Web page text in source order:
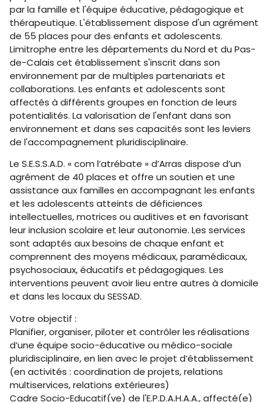
par la famille et l'équipe éducative, pédagogique et
thérapeutique. L'établissement dispose d'un agrément
de 55 places pour des enfants et adolescents.
Limitrophe entre les départements du Nord et du Pas-
de-Calais cet établissement s'inscrit dans son
environnement par de multiples partenariats et
collaborations. Les enfants et adolescents sont
affectés à différents groupes en fonction de leurs
potentialités. La valorisation de l'enfant dans son
environnement et dans ses capacités sont les leviers
de l'accompagnement pluridisciplinaire.
Le S.E.S.S.A.D. « com l’atrébate » d’Arras dispose d’un
agrément de 40 places et offre un soutien et une
assistance aux familles en accompagnant les enfants
et les adolescents atteints de déficiences
intellectuelles, motrices ou auditives et en favorisant
leur inclusion scolaire et leur autonomie. Les services
sont adaptés aux besoins de chaque enfant et
comprennent des moyens médicaux, paramédicaux,
psychosociaux, éducatifs et pédagogiques. Les
interventions peuvent avoir lieu entre autres à domicile
et dans les locaux du SESSAD.
Votre objectif :
Planifier, organiser, piloter et contrôler les réalisations
d’une équipe socio-éducative ou médico-sociale
pluridisciplinaire, en lien avec le projet d’établissement
(en activités : coordination de projets, relations
multiservices, relations extérieures)
Cadre Socio-Educatif(ve) de l'E.P.D.A.H.A.A., affecté(e)